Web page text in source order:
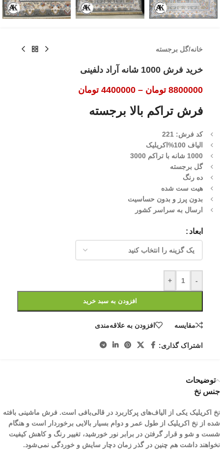
خانه/گل برجسته
خرید فرش 1000 شانه آراد دلفینی
8800000 تومان –
4400000 تومان
فرش تراکم بالا برجسته
کد فرش: 221
الیاف 100%اکریلیک
1000 شانه با تراکم 3000
گل برجسته
ده رنگ
هیت ست شده
بدون پرز و بدون حساسیت
ارسال به سراسر کشور
ابعاد
-
+
افزودن به سبد خرید
مقایسه افزودن به علاقه‌مندی
اشتراک گذاری:
توضیحات
جنس نخ
نخ اکریلیک یکی از الیاف­‌های پرکاربرد در قالی‌بافی است. فرش ماشینی بافته
شده از نخ اکریلیک از طول عمر و دوام بسیار بالایی برخوردار است و هنگام
شست و شو و قرار گرفتن در برابر نور خورشید، تغییر رنگ و کاهش کیفیت
نخواهند داشت هم چنین در گذر زمان دچار سایش و خوردگی نمی‌شود.